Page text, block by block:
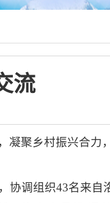
流
凝聚乡村振兴合力
协调组织43名来自